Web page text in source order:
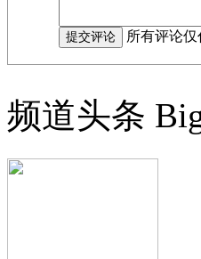
所有评论
频道头条